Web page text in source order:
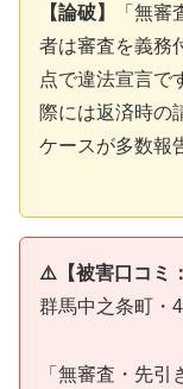
【論破】
「無
者は審査を義務
点で違法宣言で
際には返済時の
ケースが多数報
⚠️【被害口コミ
群馬中之条町・
「無審査・先